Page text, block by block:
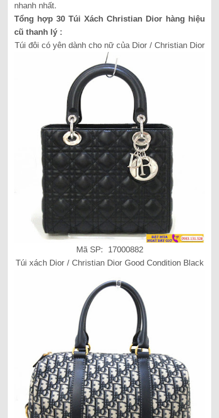
nhanh nhất.
Tổng hợp 30 Túi Xách Christian Dior hàng hiệu
cũ thanh lý :
Túi đôi có yên dành cho nữ của Dior / Christian Dior
Mã SP: 17000882
Túi xách Dior / Christian Dior Good Condition Black